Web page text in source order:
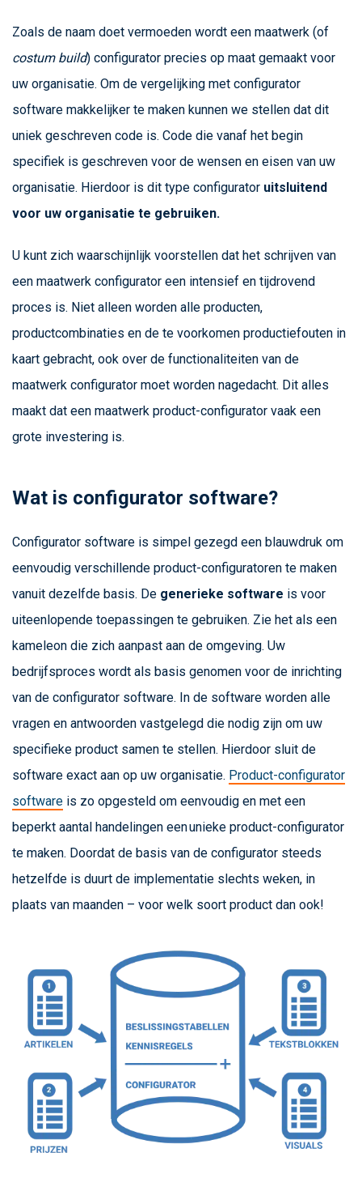
Zoals de naam doet vermoeden wordt een maatwerk (of
costum build) configurator precies op maat gemaakt voor
uw organisatie. Om de vergelijking met configurator
software makkelijker te maken kunnen we stellen dat dit
uniek geschreven code is. Code die vanaf het begin
specifiek is geschreven voor de wensen en eisen van uw
organisatie. Hierdoor is dit type configurator uitsluitend
voor uw organisatie te gebruiken.
U kunt zich waarschijnlijk voorstellen dat het schrijven van
een maatwerk configurator een intensief en tijdrovend
proces is. Niet alleen worden alle producten,
productcombinaties en de te voorkomen productiefouten in
kaart gebracht, ook over de functionaliteiten van de
maatwerk configurator moet worden nagedacht. Dit alles
maakt dat een maatwerk product-configurator vaak een
grote investering is.
Wat is configurator software?
Configurator software is simpel gezegd een blauwdruk om
eenvoudig verschillende product-configuratoren te maken
vanuit dezelfde basis. De generieke software is voor
uiteenlopende toepassingen te gebruiken. Zie het als een
kameleon die zich aanpast aan de omgeving. Uw
bedrijfsproces wordt als basis genomen voor de inrichting
van de configurator software. In de software worden alle
vragen en antwoorden vastgelegd die nodig zijn om uw
specifieke product samen te stellen. Hierdoor sluit de
software exact aan op uw organisatie. Product-configurator
software is zo opgesteld om eenvoudig en met een
beperkt aantal handelingen een unieke product-configurator
te maken. Doordat de basis van de configurator steeds
hetzelfde is duurt de implementatie slechts weken, in
plaats van maanden – voor welk soort product dan ook!